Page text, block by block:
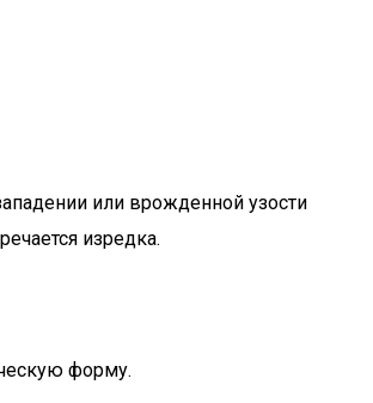
или врожденной узости
изредка.
форму.